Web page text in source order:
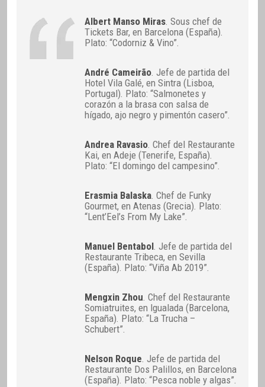
Albert Manso Miras. Sous chef de
Tickets Bar, en Barcelona (España).
Plato: “Codorniz & Vino”.
André Cameirão. Jefe de partida del
Hotel Vila Galé, en Sintra (Lisboa,
Portugal). Plato: “Salmonetes y
corazón a la brasa con salsa de
hígado, ajo negro y pimentón casero”.
Andrea Ravasio. Chef del Restaurante
Kai, en Adeje (Tenerife, España).
Plato: “El domingo del campesino”.
Erasmia Balaska. Chef de Funky
Gourmet, en Atenas (Grecia). Plato:
“Lent’Eel’s From My Lake”.
Manuel Bentabol. Jefe de partida del
Restaurante Tribeca, en Sevilla
(España). Plato: “Viña Ab 2019”.
Mengxin Zhou. Chef del Restaurante
Somiatruites, en Igualada (Barcelona,
España). Plato: “La Trucha –
Schubert”.
Nelson Roque. Jefe de partida del
Restaurante Dos Palillos, en Barcelona
(España). Plato: “Pesca noble y algas”.